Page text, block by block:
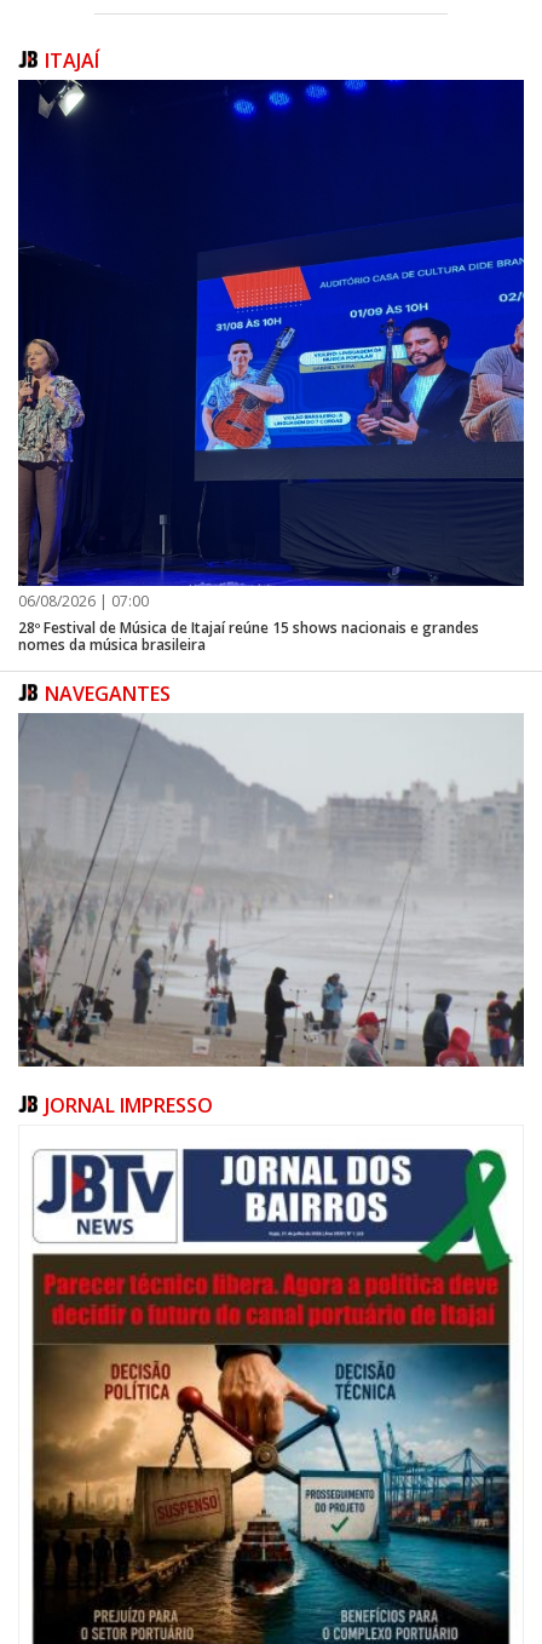
esta fase tem investimento previsto de R$ 800 mil. Atualmente, os
projetos estão em andamento, enquanto a revitalização da unidade já
foi iniciada com melhorias na estrutura física.
Também estão previstas a terceira etapa, com investimento estimado
em R$ 35,5 milhões, e a quarta etapa, com previsão de R$ 17 milhões,
totalizando os R$ 62 milhões anunciados para a modernização e
ampliação da estrutura hospitalar.
Comissão de Acompanhamento
Durante a agenda, também foi confirmada a nomeação da Comissão de
Acompanhamento e Fiscalização (CAF) do contrato de gestão e termo de
parceria firmado entre a Secretaria de Estado da Saúde e a Organização
Social Viva Rio. Entre os integrantes da comissão está Emerson Buzzo,
designado como representante da sociedade civil organizada. Emerson
foi vice-presidente do Comitê Extraordinário de Acompanhamento do
Processo de Estadualização do Hospital Ruth Cardoso.
ITAJAÍ
06/08/2026 | 07:00
28º Festival de Música de Itajaí reúne 15 shows nacionais e grandes
nomes da música brasileira
NAVEGANTES
06/08/2026 | 07:00
Festival de Pesca de Praia vai celebrar o aniversário de Navegantes
ITAJAÍ
JORNAL IMPRESSO